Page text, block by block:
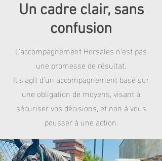
Un cadre clair, sans
confusion
L’accompagnement Horsales n’est pas
une promesse de résultat.
Il s’agit d’un accompagnement basé sur
une obligation de moyens, visant à
sécuriser vos décisions, et non à vous
pousser à une action.